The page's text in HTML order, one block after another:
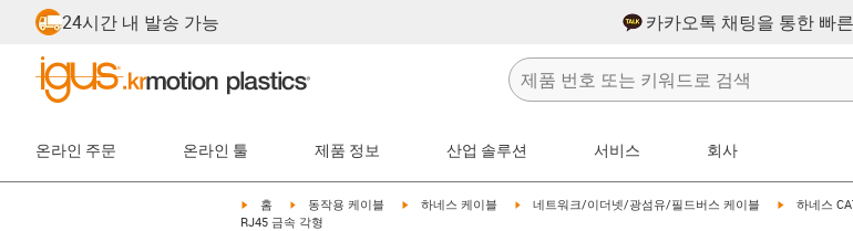
24시간 내 발송 가능 카카오톡 채팅을 통한 빠
온라인 주문 온라인 툴 제품 정보 산업 솔루션 서비스 회사
igus-icon-arrow-right
홈 igus-icon-arrow-right
동작용 케이블 igus-icon-arrow-right
하네스 케이블 igus-icon-arrow-right
네트워크/이더넷/광섬유/필드버스 케이블 igus-icon-
하네스
RJ45 금속 각형